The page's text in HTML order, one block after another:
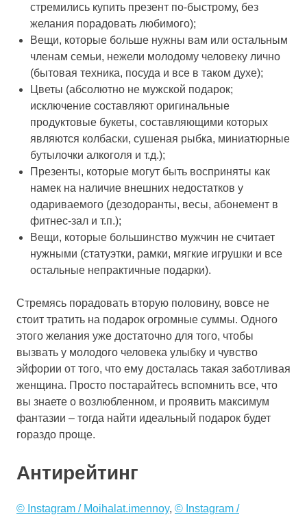
стремились купить презент по-быстрому, без
желания порадовать любимого);
Вещи, которые больше нужны вам или остальным
членам семьи, нежели молодому человеку лично
(бытовая техника, посуда и все в таком духе);
Цветы (абсолютно не мужской подарок;
исключение составляют оригинальные
продуктовые букеты, составляющими которых
являются колбаски, сушеная рыбка, миниатюрные
бутылочки алкоголя и т.д.);
Презенты, которые могут быть восприняты как
намек на наличие внешних недостатков у
одариваемого (дезодоранты, весы, абонемент в
фитнес-зал и т.п.);
Вещи, которые большинство мужчин не считает
нужными (статуэтки, рамки, мягкие игрушки и все
остальные непрактичные подарки).
Стремясь порадовать вторую половину, вовсе не
стоит тратить на подарок огромные суммы. Одного
этого желания уже достаточно для того, чтобы
вызвать у молодого человека улыбку и чувство
эйфории от того, что ему досталась такая заботливая
женщина. Просто постарайтесь вспомнить все, что
вы знаете о возлюбленном, и проявить максимум
фантазии – тогда найти идеальный подарок будет
гораздо проще.
Антирейтинг
© Instagram / Moihalat.imennoy, © Instagram /